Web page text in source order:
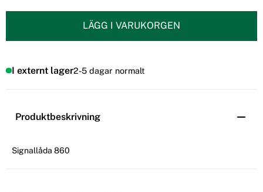
LÄGG I VARUKORGEN
I externt lager2-5 dagar normalt
Produktbeskrivning
Signallåda 860